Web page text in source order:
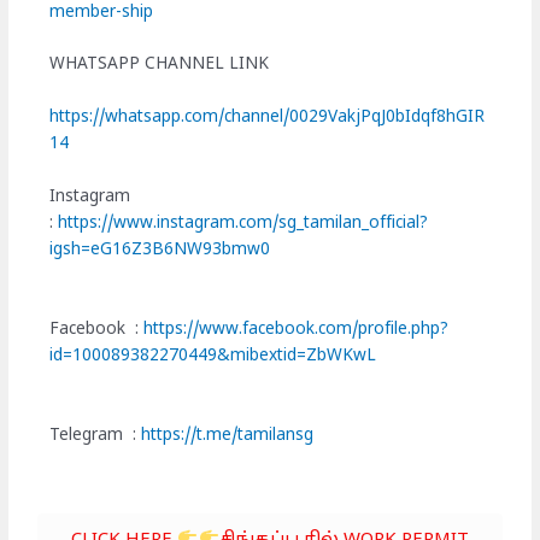
member-ship
WHATSAPP CHANNEL LINK
https://whatsapp.com/channel/0029VakjPqJ0bIdqf8hGIR
14
Instagram
:https://www.instagram.com/sg_tamilan_official?
igsh=eG16Z3B6NW93bmw0
Facebook :https://www.facebook.com/profile.php?
id=100089382270449&mibextid=ZbWKwL
Telegram :https://t.me/tamilansg